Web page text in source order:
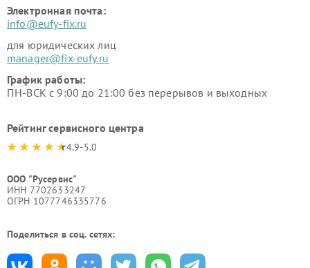
Электронная почта:
info@eufy-fix.ru
для юридических лиц
manager@fix-eufy.ru
График работы:
ПН-ВСК с 9:00 до 21:00 без перерывов и выходных
Рейтинг сервисного центра
4.9-5.0
ООО "Русервис"
ИНН 7702633247
ОГРН 1077746335776
Поделиться в соц. сетях: